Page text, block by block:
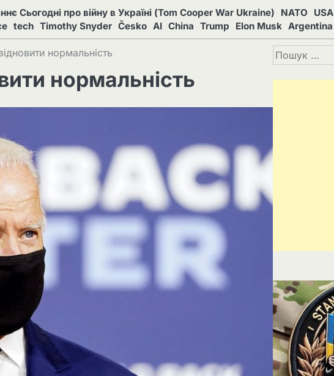
Сьогодні про війну в Україні (Tom Cooper War Ukraine) NATO
USA
tech Timothy Snyder Česko AI China Trump Elon Musk Argentina
нормальність
нормальність
Пошук: